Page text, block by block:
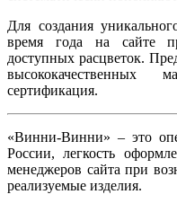
Для создания
время года на сайте
доступных расцветок.
высококачественных
сертификация.
«Винни-Винни» – это
России, легкость
менеджеров сайта при
реализуемые изделия.